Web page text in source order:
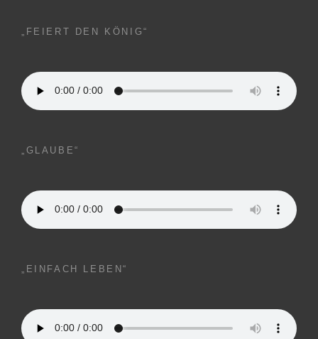
„FEIERT DEN KÖNIG“
„GLAUBE“
„EINFACH LEBEN“